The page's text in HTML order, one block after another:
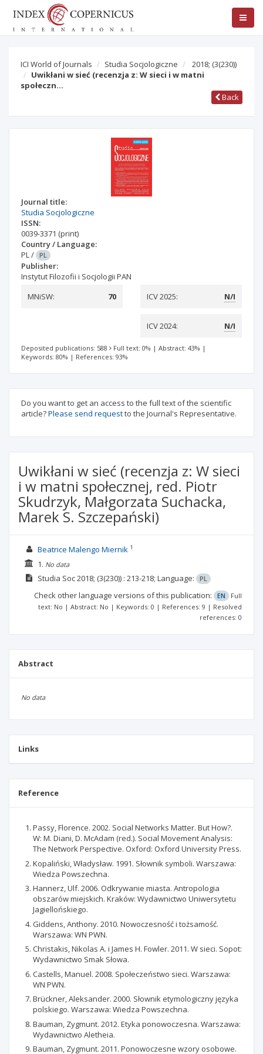
ICI World of Journals Studia Socjologiczne 2018; (3(230))
Uwikłani w sieć (recenzja z: W sieci i w matni
społeczn…
Back
Journal title:
Studia Socjologiczne
ISSN:
0039-3371 (print)
Country / Language:
PL/ PL
Publisher:
Instytut Filozofii i Socjologii PAN
MNiSW:
70 ICV 2025: N/I
ICV 2024: N/I
Deposited publications: 588 Full text: 0% | Abstract: 43% |
Keywords: 80% | References: 93%
Do you want to get an access to the full text of the scientific
article?Please send requestto the Journal's Representative.
Uwikłani w sieć (recenzja z: W sieci
i w matni społecznej, red. Piotr
Skudrzyk, Małgorzata Suchacka,
Marek S. Szczepański)
Beatrice Malengo Miernik 1
1. No data
Studia Soc2018; (3(230)) : 213-218; Language: PL
Check other language versions of this publication: EN
Full
text: No | Abstract: No | Keywords: 0 | References: 9 | Resolved
references: 0
Abstract
No data
Links
Reference
Passy, Florence. 2002. Social Networks Matter. But How?.
W: M. Diani, D. McAdam (red.). Social Movement Analysis:
The Network Perspective. Oxford: Oxford University Press.
Kopaliński, Władysław. 1991. Słownik symboli. Warszawa:
Wiedza Powszechna.
Hannerz, Ulf. 2006. Odkrywanie miasta. Antropologia
obszarów miejskich. Kraków: Wydawnictwo Uniwersytetu
Jagiellońskiego.
Giddens, Anthony. 2010. Nowoczesność i tożsamość.
Warszawa: WN PWN.
Christakis, Nikolas A. i James H. Fowler. 2011. W sieci. Sopot:
Wydawnictwo Smak Słowa.
Castells, Manuel. 2008. Społeczeństwo sieci. Warszawa:
WN PWN.
Brückner, Aleksander. 2000. Słownik etymologiczny języka
polskiego. Warszawa: Wiedza Powszechna.
Bauman, Zygmunt. 2012. Etyka ponowoczesna. Warszawa:
Wydawnictwo Aletheia.
Bauman, Zygmunt. 2011. Ponowoczesne wzory osobowe.